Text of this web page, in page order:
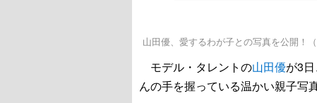
山田優、愛するわが子との写真を公開！
モデル・タレントの山田優が3
んの手を握っている温かい親子写